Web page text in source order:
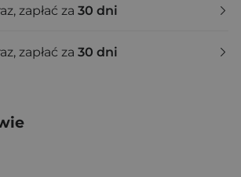
zapłać za 30 dni
zapłać za 30 dni